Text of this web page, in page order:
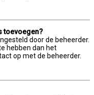
toevoegen?
door de beheerder.
hebben dan het
op met de beheerder.